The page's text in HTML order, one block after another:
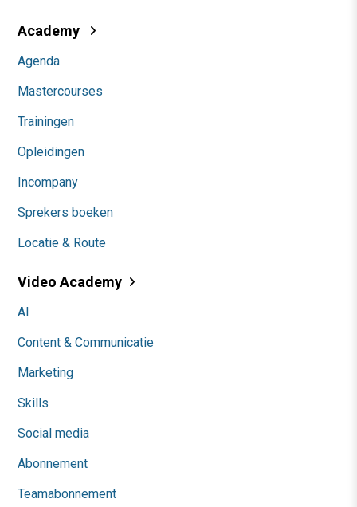
Academy
Agenda
Mastercourses
Trainingen
Opleidingen
Incompany
Sprekers boeken
Locatie & Route
Video Academy
AI
Content & Communicatie
Marketing
Skills
Social media
Abonnement
Teamabonnement